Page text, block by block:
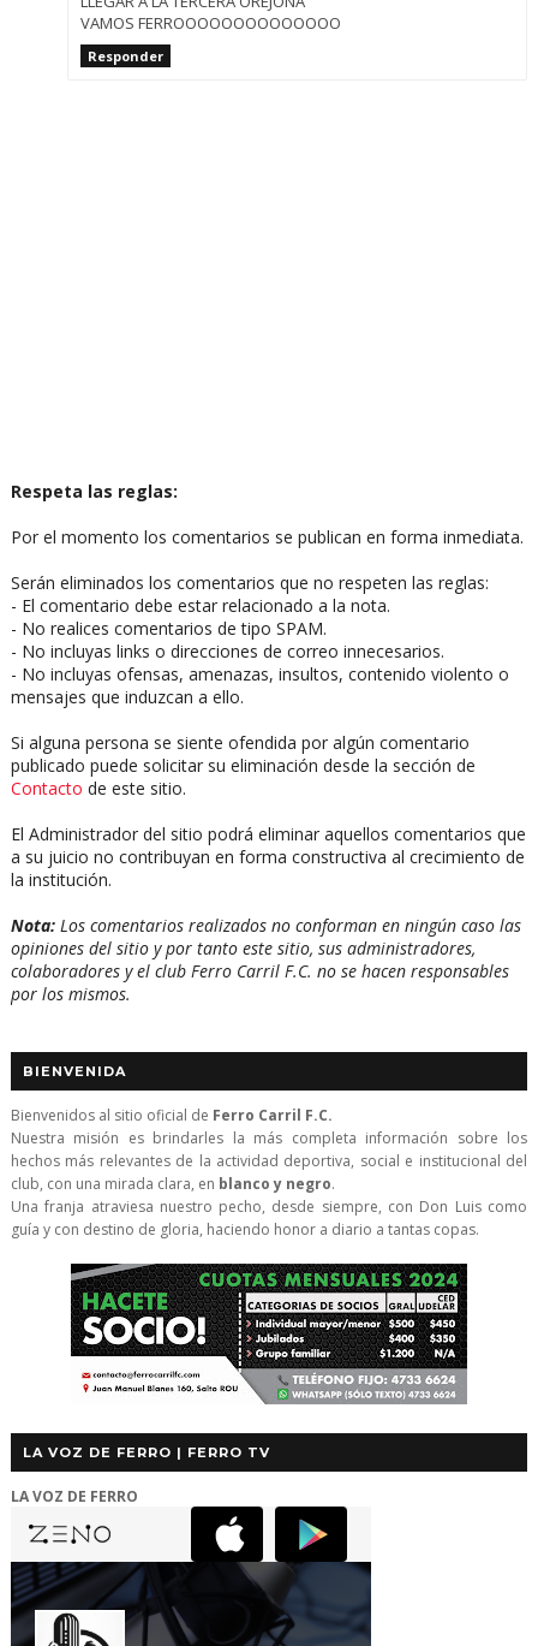
VAMOS FERROOOOOOOOOOOOOO
Responder
Respeta las reglas:
Por el momento los comentarios se publican en forma inmediata.
Serán eliminados los comentarios que no respeten las reglas:
- El comentario debe estar relacionado a la nota.
- No realices comentarios de tipo SPAM.
- No incluyas links o direcciones de correo innecesarios.
- No incluyas ofensas, amenazas, insultos, contenido violento o
mensajes que induzcan a ello.
Si alguna persona se siente ofendida por algún comentario
publicado puede solicitar su eliminación desde la sección de
Contacto de este sitio.
El Administrador del sitio podrá eliminar aquellos comentarios que
a su juicio no contribuyan en forma constructiva al crecimiento de
la institución.
Nota:Los comentarios realizados no conforman en ningún caso las
opiniones del sitio y por tanto este sitio, sus administradores,
colaboradores y el club Ferro Carril F.C. no se hacen responsables
por los mismos.
BIENVENIDA
Bienvenidos al sitio oficial de Ferro Carril F.C.
Nuestra misión es brindarles la más completa información sobre los
hechos más relevantes de la actividad deportiva, social e institucional del
club, con una mirada clara, en blanco y negro.
Una franja atraviesa nuestro pecho, desde siempre, con Don Luis como
guía y con destino de gloria, haciendo honor a diario a tantas copas.
LA VOZ DE FERRO | FERRO TV
LA VOZ DE FERRO